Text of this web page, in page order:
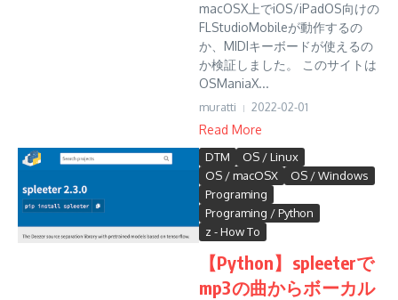
macOSX上でiOS/iPadOS向けの
FLStudioMobileが動作するの
か、MIDIキーボードが使えるの
か検証しました。 このサイトは
OSManiaX...
muratti 2022-02-01
Read More
DTM
OS / Linux
OS / macOSX
OS / Windows
Programing
Programing / Python
z - How To
【Python】spleeterで
mp3の曲からボーカル